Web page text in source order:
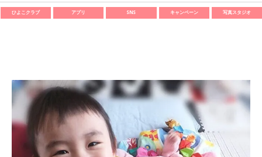
ひよこクラブ アプリ SNS キャンペーン 写真スタジオ